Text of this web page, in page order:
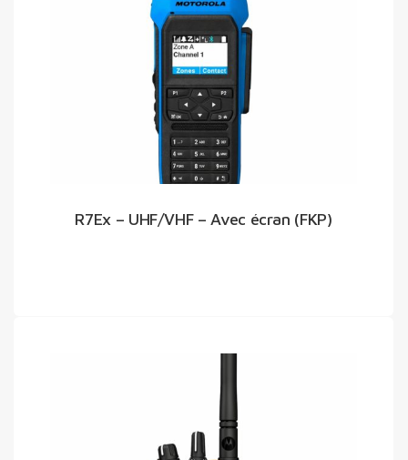
R7Ex – UHF/VHF – Avec écran (FKP)